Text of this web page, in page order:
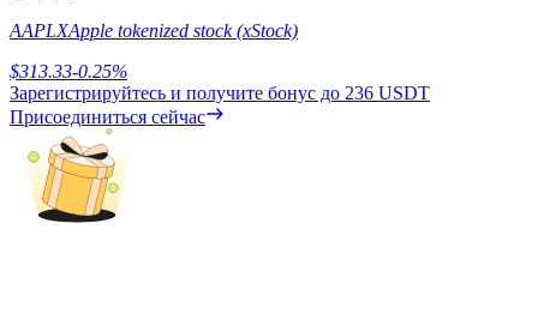
Кредиты
Сервис заимствований, обеспеченных криптовалютой
AAPLXApple tokenized stock (xStock)
$313.33-0.25%
Зарегистрируйтесь и получите бонус до 236 USDT
Присоединиться сейчас